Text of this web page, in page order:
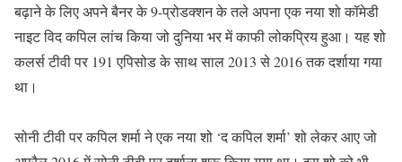
बढ़ाने के लिए अपने बैनर के 9-प्रोडक्शन के तले अपना एक नया शो कॉमेडी
नाइट विद कपिल लांच किया जो दुनिया भर में काफी लोकप्रिय हुआ। यह शो
कलर्स टीवी पर 191 एपिसोड के साथ साल 2013 से 2016 तक दर्शाया गया
था।
सोनी टीवी पर कपिल शर्मा ने एक नया शो ‘द कपिल शर्मा’ शो लेकर आए जो